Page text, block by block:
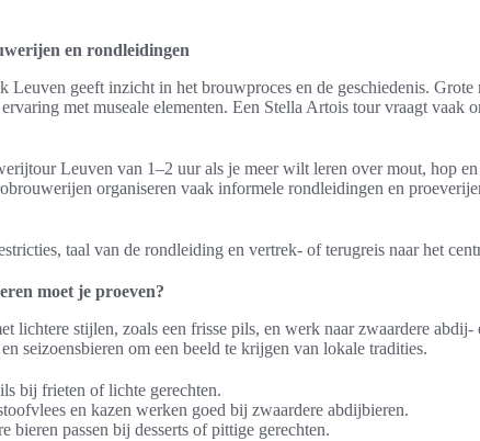
en rondleidingen
Leuven geeft inzicht in het brouwproces en de geschiedenis. Grote
met museale elementen. Een Stella Artois tour vraagt vaak
Leuven van 1–2 uur als je meer wilt leren over mout, hop
organiseren vaak informele rondleidingen en
taal van de rondleiding en vertrek- of terugreis naar het
moet je proeven?
lichtere stijlen, zoals een frisse pils, en werk naar zwaardere abdij-
seizoensbieren om een beeld te krijgen van lokale tradities.
bij frieten of lichte gerechten.
en kazen werken goed bij zwaardere abdijbieren.
bieren passen bij desserts of pittige gerechten.